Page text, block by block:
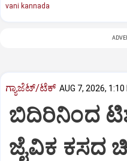
vani kannada
ಗ್ಯಾಜೆಟ್/ಟೆಕ್ AUG 7, 2026, 1:10
ಬಿದಿರಿನಿಂದ
ಜೈವಿಕ ಕಸದ